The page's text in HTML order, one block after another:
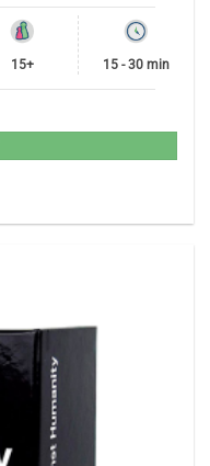
15+ 15 - 30 min